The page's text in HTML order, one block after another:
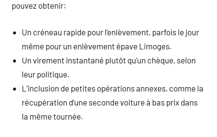
pouvez obtenir:
Un créneau rapide pour l’enlèvement, parfois le jour
même pour un enlèvement épave Limoges.
Un virement instantané plutôt qu’un chèque, selon
leur politique.
L’inclusion de petites opérations annexes, comme la
récupération d’une seconde voiture à bas prix dans
la même tournée.